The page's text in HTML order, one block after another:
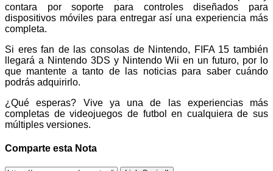
contara por soporte para controles diseñados para
dispositivos móviles para entregar así una experiencia más
completa.
Si eres fan de las consolas de Nintendo, FIFA 15 también
llegará a Nintendo 3DS y Nintendo Wii en un futuro, por lo
que mantente a tanto de las noticias para saber cuándo
podrás adquirirlo.
¿Qué esperas? Vive ya una de las experiencias más
completas de videojuegos de futbol en cualquiera de sus
múltiples versiones.
Comparte esta Nota